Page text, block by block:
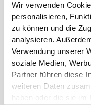
Wir verwenden
personalisieren,
zu können und die
analysieren.
Verwendung unserer
soziale Medien,
Partner führen diese
weiteren Daten
haben oder die sie
(cm)
(in)
22
8.7"
22.7
8.9"